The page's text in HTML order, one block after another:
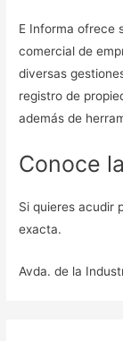
E Informa ofrece
comercial de
diversas
registro de
además de
Conoce
Si quieres acudir
exacta.
Avda. de la